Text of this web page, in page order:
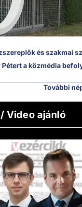
és szakmai
a közmédia
További
Video ajánló